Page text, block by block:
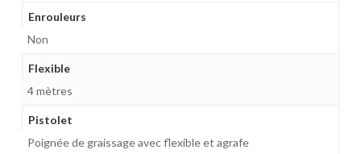
Enrouleurs
Non
Flexible
4 mètres
Pistolet
Poignée de graissage avec flexible et agrafe